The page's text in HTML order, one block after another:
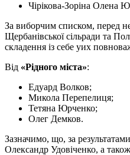
Чірікова-Зоріна Олена
За виборчим списком, перед
Щербанівської сільради та
складення із себе уих
Від «Рідного міста»:
Едуард Волков;
Микола Перепелиця;
Тетяна Юрченко;
Олег Демков.
Зазначимо, що, за
Олександр Удовіченко, а